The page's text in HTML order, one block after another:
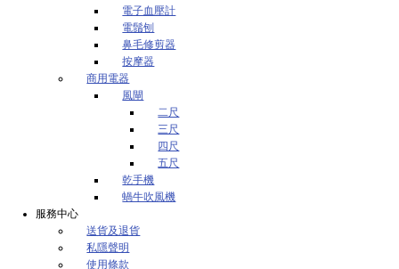
電子血壓計
電鬚刨
鼻毛修剪器
按摩器
商用電器
風閘
二尺
三尺
四尺
五尺
乾手機
蝸牛吹風機
服務中心
送貨及退貨
私隱聲明
使用條款